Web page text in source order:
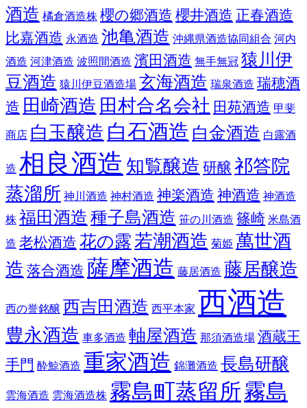
酒造 橘倉酒造株 櫻の郷酒造 櫻井酒造 正春酒造
比嘉酒造 永酒造 池亀酒造 沖縄県酒造協同組合 河内
酒造 河津酒造 波照間酒造 濱田酒造 無手無冠 猿川伊
豆酒造 猿川伊豆酒造場 玄海酒造 瑞泉酒造 瑞穂酒
造 田崎酒造 田村合名会社 田苑酒造 甲斐
商店 白玉醸造 白石酒造 白金酒造 白露酒
造 相良酒造 知覧醸造 研醸 祁答院
蒸溜所 神川酒造 神村酒造 神楽酒造 神酒造 神酒造
株 福田酒造 種子島酒造 笹の川酒造 篠崎 米島酒
造 老松酒造 花の露若潮酒造 菊姫 萬世酒
造 落合酒造 薩摩酒造 藤居酒造 藤居醸造
西の誉銘醸 西吉田酒造 西平本家 西酒造
豊永酒造 車多酒造 軸屋酒造 那須酒造場 酒蔵王
手門 酔鯨酒造 重家酒造 錦灘酒造 長島研醸
雲海酒造 雲海酒造株 霧島町蒸留所霧島